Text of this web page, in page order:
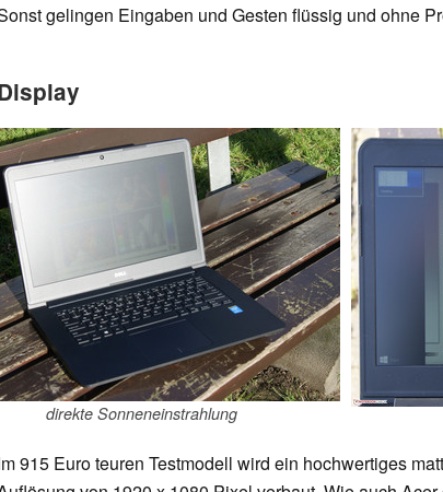
gelingen Eingaben und Gesten flüssig und ohne
direkte Sonneneinstrahlung
915 Euro teuren Testmodell wird ein hochwertiges